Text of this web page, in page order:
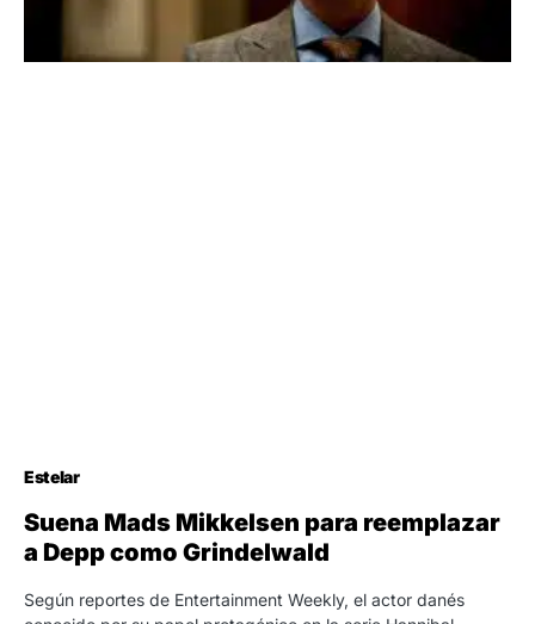
Estelar
Suena Mads Mikkelsen para reemplazar
a Depp como Grindelwald
Según reportes de Entertainment Weekly, el actor danés